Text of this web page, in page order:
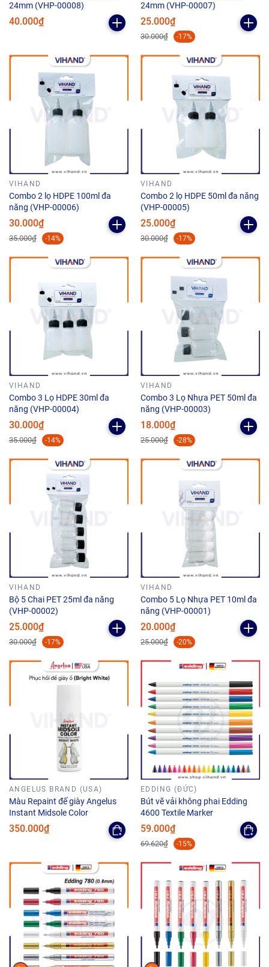
24mm (VHP-00008)
40.000₫
24mm (VHP-00007)
25.000₫
30.000₫ -17%
VIHAND
Combo 2 lọ HDPE 100ml đa
năng (VHP-00006)
30.000₫
35.000₫ -14%
VIHAND
Combo 2 lọ HDPE 50ml đa năng
(VHP-00005)
25.000₫
30.000₫ -17%
VIHAND
Combo 3 Lọ HDPE 30ml đa
năng (VHP-00004)
30.000₫
35.000₫ -14%
VIHAND
Combo 3 Lọ Nhựa PET 50ml đa
năng (VHP-00003)
18.000₫
25.000₫ -28%
VIHAND
Bộ 5 Chai PET 25ml đa năng
(VHP-00002)
25.000₫
30.000₫ -17%
VIHAND
Combo 5 Lọ Nhựa PET 10ml đa
năng (VHP-00001)
20.000₫
25.000₫ -20%
ANGELUS BRAND (USA)
Màu Repaint đế giày Angelus
Instant Midsole Color
350.000₫
EDDING (ĐỨC)
Bút vẽ vải không phai Edding
4600 Textile Marker
59.000₫
69.620₫ -15%